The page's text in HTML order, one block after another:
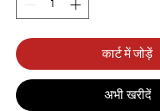
कार्ट में जोड़ें
अभी खरीदें